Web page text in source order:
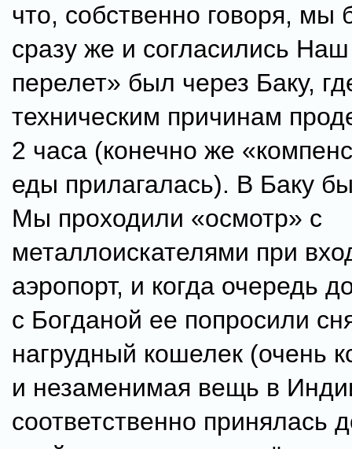
что, собственно говоря, мы
сразу же и согласились
перелет» был через Баку,
техническим причинам
2 часа (конечно же
еды прилагалась). В Баку
Мы проходили «осмотр» с
металлоискателями при
аэропорт, и когда очередь
с Богданой ее попросили
нагрудный кошелек (очень
и незаменимая вещь в
соответственно принялась